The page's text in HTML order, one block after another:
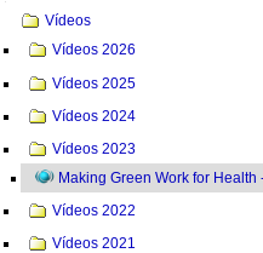
Navegação
Vídeos
Vídeos 2026
Vídeos 2025
Vídeos 2024
Vídeos 2023
Making Green Work for
Vídeos 2022
Vídeos 2021